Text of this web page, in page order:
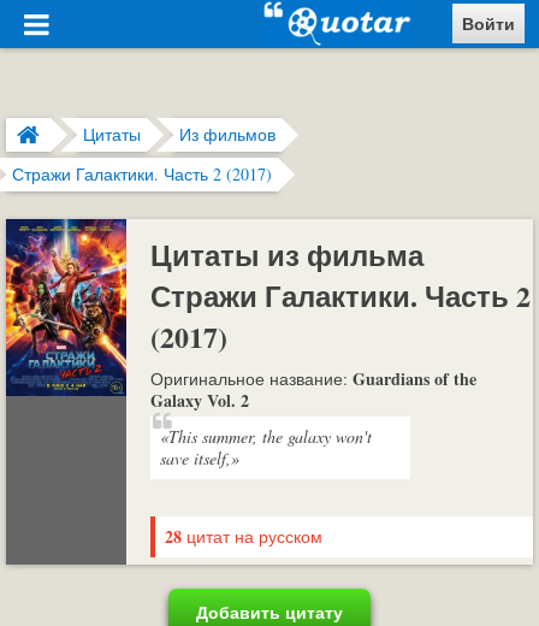
Войти
Цитаты
Из фильмов
Стражи Галактики. Часть 2 (2017)
Цитаты из фильма
Стражи Галактики. Часть 2
(2017)
Оригинальное название: Guardians of the
Galaxy Vol. 2
«This summer, the galaxy won't
save itself,»
28 цитат на русском
Добавить цитату